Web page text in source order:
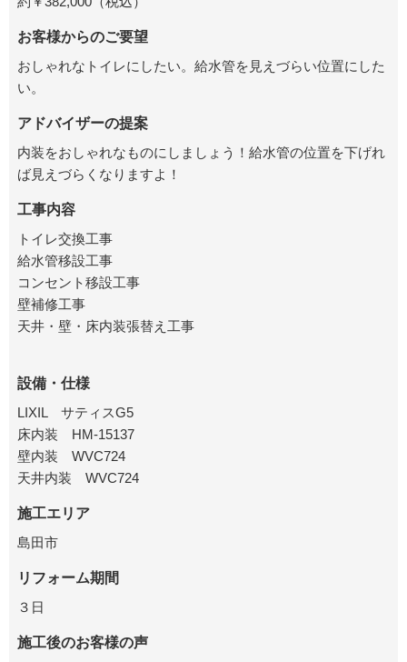
お客様からのご要望
おしゃれなトイレにしたい。給水管を見えづらい位置にした
い。
アドバイザーの提案
内装をおしゃれなものにしましょう！給水管の位置を下げれ
ば見えづらくなりますよ！
工事内容
トイレ交換工事
給水管移設工事
コンセント移設工事
壁補修工事
天井・壁・床内装張替え工事
設備・仕様
LIXIL サティスG5
床内装 HM-15137
壁内装 WVC724
天井内装 WVC724
施工エリア
島田市
リフォーム期間
３日
施工後のお客様の声